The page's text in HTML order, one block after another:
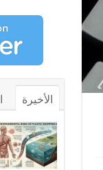
الأخيرة